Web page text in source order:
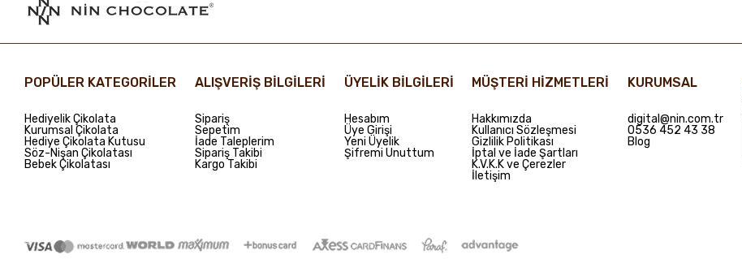
POPÜLER KATEGORİLER
Hediyelik Çikolata
Kurumsal Çikolata
Hediye Çikolata Kutusu
Söz-Nişan Çikolatası
Bebek Çikolatası
ALIŞVERİŞ BİLGİLERİ
Sipariş
Sepetim
İade Taleplerim
Sipariş Takibi
Kargo Takibi
ÜYELİK BİLGİLERİ
Hesabım
Üye Girişi
Yeni Üyelik
Şifremi Unuttum
MÜŞTERİ HİZMETLERİ
Hakkımızda
Kullanıcı Sözleşmesi
Gizlilik Politikası
İptal ve İade Şartları
K.V.K.K ve Çerezler
İletişim
KURUMSAL
digital@nin.com.tr
0536 452 43 38
Blog